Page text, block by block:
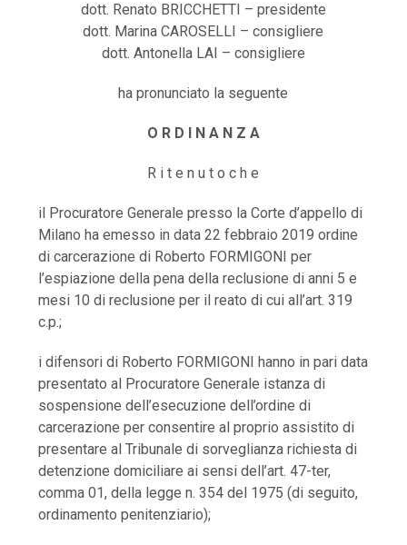
dott. Renato BRICCHETTI – presidente
dott. Marina CAROSELLI – consigliere
dott. Antonella LAI – consigliere
ha pronunciato la seguente
O R D I N A N Z A
R i t e n u t o c h e
il Procuratore Generale presso la Corte d’appello di
Milano ha emesso in data 22 febbraio 2019 ordine
di carcerazione di Roberto FORMIGONI per
l’espiazione della pena della reclusione di anni 5 e
mesi 10 di reclusione per il reato di cui all’art. 319
c.p.;
i difensori di Roberto FORMIGONI hanno in pari data
presentato al Procuratore Generale istanza di
sospensione dell’esecuzione dell’ordine di
carcerazione per consentire al proprio assistito di
presentare al Tribunale di sorveglianza richiesta di
detenzione domiciliare ai sensi dell’art. 47-ter,
comma 01, della legge n. 354 del 1975 (di seguito,
ordinamento penitenziario);